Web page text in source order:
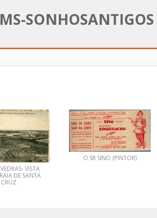
SONHOSANTIGOS
VISTA
DE SANTA
CRUZ
O SR SINO (PINTOR)